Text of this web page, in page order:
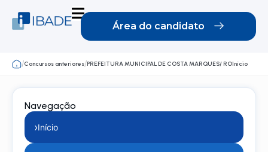
Área do candidato
/Concursos anteriores/PREFEITURA MUNICIPAL DE COSTA MARQUES/ ROInício
Navegação
›Início